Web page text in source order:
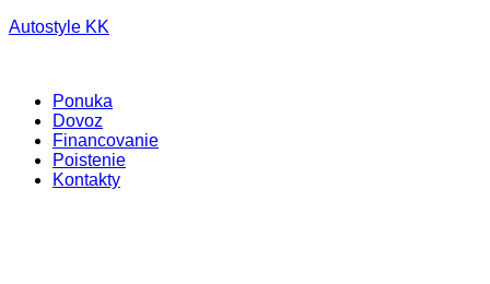
Autostyle KK
Ponuka
Dovoz
Financovanie
Poistenie
Kontakty